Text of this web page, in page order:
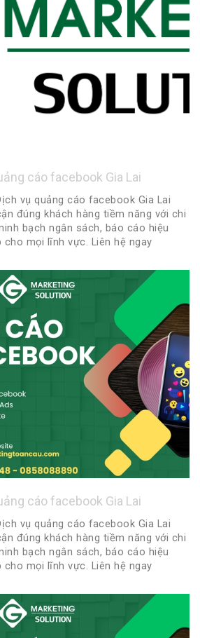
cáo facebook Gia Lai
vụ quảng cáo facebook Gia Lai
đúng khách hàng tiềm năng với chi
bạch ngân sách, báo cáo hiệu
cho mọi lĩnh vực. Liên hệ ngay
cáo phù hợp nhất!
cáo facebook Gia Lai
vụ quảng cáo facebook Gia Lai
đúng khách hàng tiềm năng với chi
bạch ngân sách, báo cáo hiệu
cho mọi lĩnh vực. Liên hệ ngay
cáo phù hợp nhất!